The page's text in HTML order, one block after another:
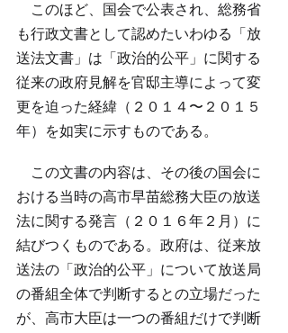
このほど、国会で公表され、総務省
も行政文書として認めたいわゆる「放
送法文書」は「政治的公平」に関する
従来の政府見解を官邸主導によって変
更を迫った経緯（２０１４〜２０１５
年）を如実に示すものである。
この文書の内容は、その後の国会に
おける当時の高市早苗総務大臣の放送
法に関する発言（２０１６年２月）に
結びつくものである。政府は、従来放
送法の「政治的公平」について放送局
の番組全体で判断するとの立場だった
が、高市大臣は一つの番組だけで判断